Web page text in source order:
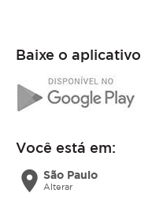
Baixe o aplicativo
Você está em:
location_on São Paulo
Alterar